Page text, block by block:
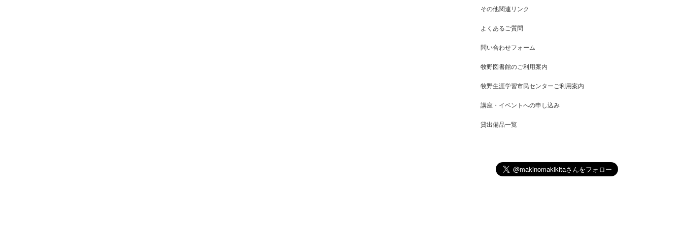
その他関連リンク
よくあるご質問
問い合わせフォーム
牧野図書館のご利用案内
牧野生涯学習市民センターご利用案内
講座・イベントへの申し込み
貸出備品一覧